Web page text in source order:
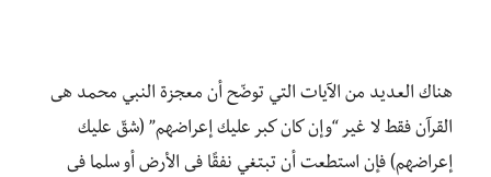
هناك العديد من الآيات التي توضّح أن معجزة النبي محمد هى
القرآن فقط لا غير “وإن كان كبر عليك إعراضهم” (شقّ عليك
إعراضهم) فإن استطعت أن تبتغي نفقًا فى الأرض أو سلما فى